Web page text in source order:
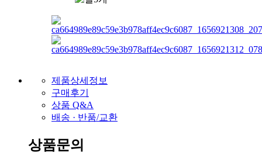
제품상세정보
구매후기
상품 Q&A
배송 · 반품/교환
상품문의